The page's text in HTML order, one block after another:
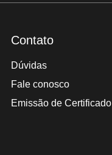
Contato
Dúvidas
Fale conosco
Emissão de Certificado